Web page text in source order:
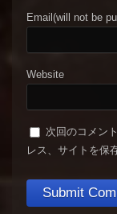
Email(will not be
Website
次回のコメン
レス、サイトを保